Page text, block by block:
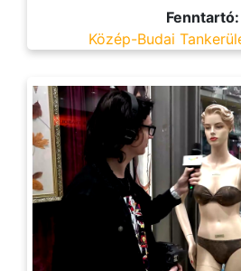
Fenntartó:
Közép-Budai